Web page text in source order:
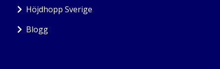
Höjdhopp Sverige
Blogg